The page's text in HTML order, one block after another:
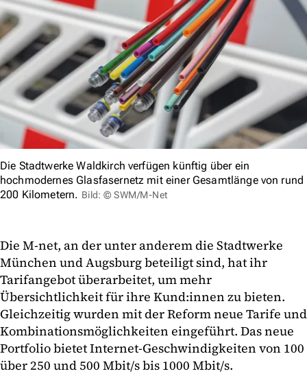
Die Stadtwerke Waldkirch verfügen künftig über ein
hochmodernes Glasfasernetz mit einer Gesamtlänge von rund
200 Kilometern. Bild: © SWM/M-Net
Die M-net, an der unter anderem die Stadtwerke
München und Augsburg beteiligt sind, hat ihr
Tarifangebot überarbeitet, um mehr
Übersichtlichkeit für ihre Kund:innen zu bieten.
Gleichzeitig wurden mit der Reform neue Tarife und
Kombinationsmöglichkeiten eingeführt. Das neue
Portfolio bietet Internet-Geschwindigkeiten von 100
über 250 und 500 Mbit/s bis 1000 Mbit/s.